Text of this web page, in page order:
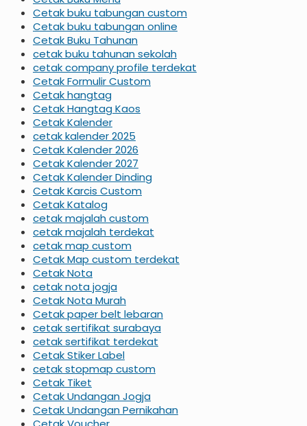
Cetak buku tabungan custom
Cetak buku tabungan online
Cetak Buku Tahunan
cetak buku tahunan sekolah
cetak company profile terdekat
Cetak Formulir Custom
Cetak hangtag
Cetak Hangtag Kaos
Cetak Kalender
cetak kalender 2025
Cetak Kalender 2026
Cetak Kalender 2027
Cetak Kalender Dinding
Cetak Karcis Custom
Cetak Katalog
cetak majalah custom
cetak majalah terdekat
cetak map custom
Cetak Map custom terdekat
Cetak Nota
cetak nota jogja
Cetak Nota Murah
Cetak paper belt lebaran
cetak sertifikat surabaya
cetak sertifikat terdekat
Cetak Stiker Label
cetak stopmap custom
Cetak Tiket
Cetak Undangan Jogja
Cetak Undangan Pernikahan